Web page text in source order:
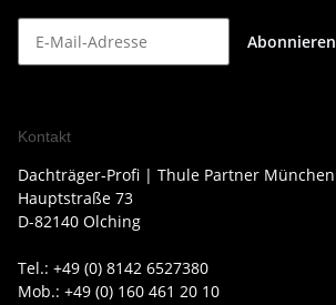
Abonnieren
Kontakt
Dachträger-Profi | Thule Partner München
Hauptstraße 73
D-82140 Olching
Tel.: +49 (0) 8142 6527380
Mob.: +49 (0) 160 461 20 10